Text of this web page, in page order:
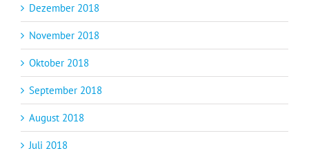
Dezember 2018
November 2018
Oktober 2018
September 2018
August 2018
Juli 2018